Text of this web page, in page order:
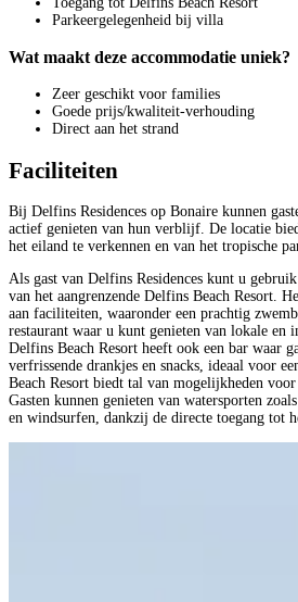
Parkeergelegenheid bij villa
Wat maakt deze accommodatie uniek?
Zeer geschikt voor families
Goede prijs/kwaliteit-verhouding
Direct aan het strand
Faciliteiten
Bij Delfins Residences op Bonaire kunnen
actief genieten van hun verblijf. De locatie
het eiland te verkennen en van het tropische
Als gast van Delfins Residences kunt u
van het aangrenzende Delfins Beach Resort.
aan faciliteiten, waaronder een prachtig
restaurant waar u kunt genieten van lokale en
Delfins Beach Resort heeft ook een bar waar
verfrissende drankjes en snacks, ideaal voor
Beach Resort biedt tal van mogelijkheden
Gasten kunnen genieten van watersporten
en windsurfen, dankzij de directe toegang tot